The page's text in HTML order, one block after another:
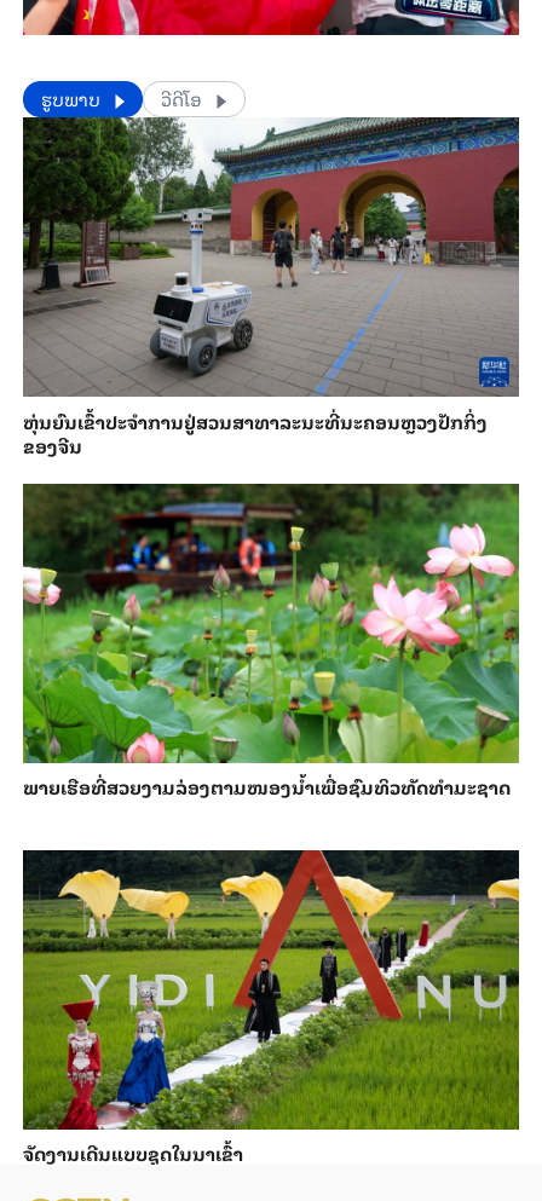
​​ຮູບພາບ ວີດີໂອ
​ຫຸ່ນ​ຍົນ​ເຂົ້າ​ປະ​ຈຳ​ການ​ຢູ່​ສວນ​ສາ​ທາ​ລະ​ນະ​ທີ່​ນະ​ຄອນຫຼວງ​ປັກ​ກິ່ງ​
ຂອງ​ຈີນ
ພາຍ​ເຮືອທີ່​ສວຍ​ງາມ​ລ່ອງ​ຕາມ​​ໜອງນ້ຳ​​ເພື່ອ​ຊົມ​ທິວ​ທັດ​ທຳ​ມະ​ຊາດ
ຈັດງານເດີນແບບຊຸດໃນນາເຂົ້າ